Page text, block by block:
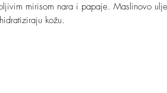
mirisom nara i papaje. Maslinovo
kožu.